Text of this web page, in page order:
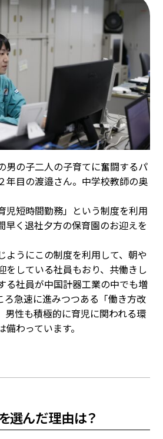
男の子二人の子育てに奮闘するパ
年目の渡邉さん。中学校教師の奥
児短時間勤務」という制度を利用
早く退社夕方の保育園のお迎えを
ようにこの制度を利用して、朝や
をしている社員もおり、共働きし
る社員が中国計器工業の中でも増
ろ急速に進みつつある「働き方改
男性も積極的に育児に関われる環
わっています。
選んだ理由は？